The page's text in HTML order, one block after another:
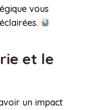
vous
et le
un impact